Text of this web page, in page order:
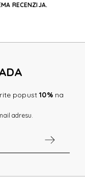
RECENZIJA.
popust10%na
adresu.